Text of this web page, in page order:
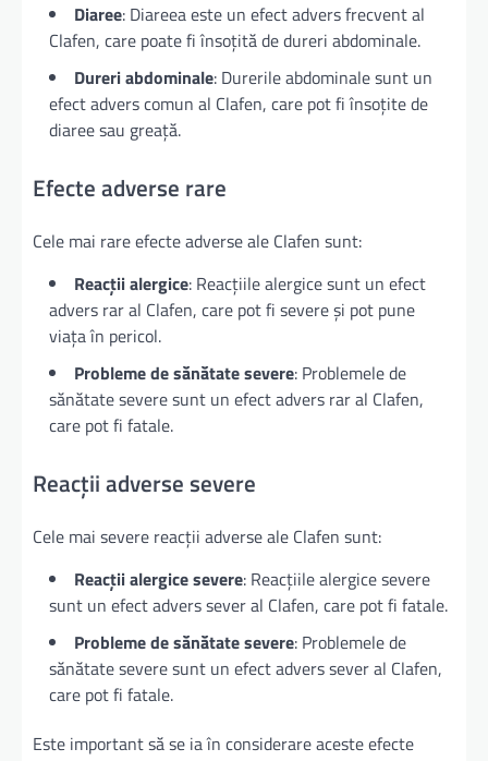
Diaree: Diareea este un efect advers frecvent al
Clafen, care poate fi însoțită de dureri abdominale.
Dureri abdominale: Durerile abdominale sunt un
efect advers comun al Clafen, care pot fi însoțite de
diaree sau greață.
Efecte adverse rare
Cele mai rare efecte adverse ale Clafen sunt:
Reacții alergice: Reacțiile alergice sunt un efect
advers rar al Clafen, care pot fi severe și pot pune
viața în pericol.
Probleme de sănătate severe: Problemele de
sănătate severe sunt un efect advers rar al Clafen,
care pot fi fatale.
Reacții adverse severe
Cele mai severe reacții adverse ale Clafen sunt:
Reacții alergice severe: Reacțiile alergice severe
sunt un efect advers sever al Clafen, care pot fi fatale.
Probleme de sănătate severe: Problemele de
sănătate severe sunt un efect advers sever al Clafen,
care pot fi fatale.
Este important să se ia în considerare aceste efecte